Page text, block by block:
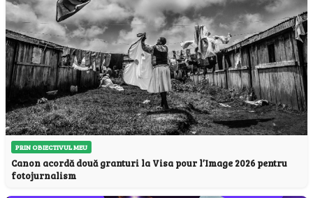
PRIN OBIECTIVUL MEU
Canon acordă două granturi la Visa pour l’Image 2026 pentru
fotojurnalism